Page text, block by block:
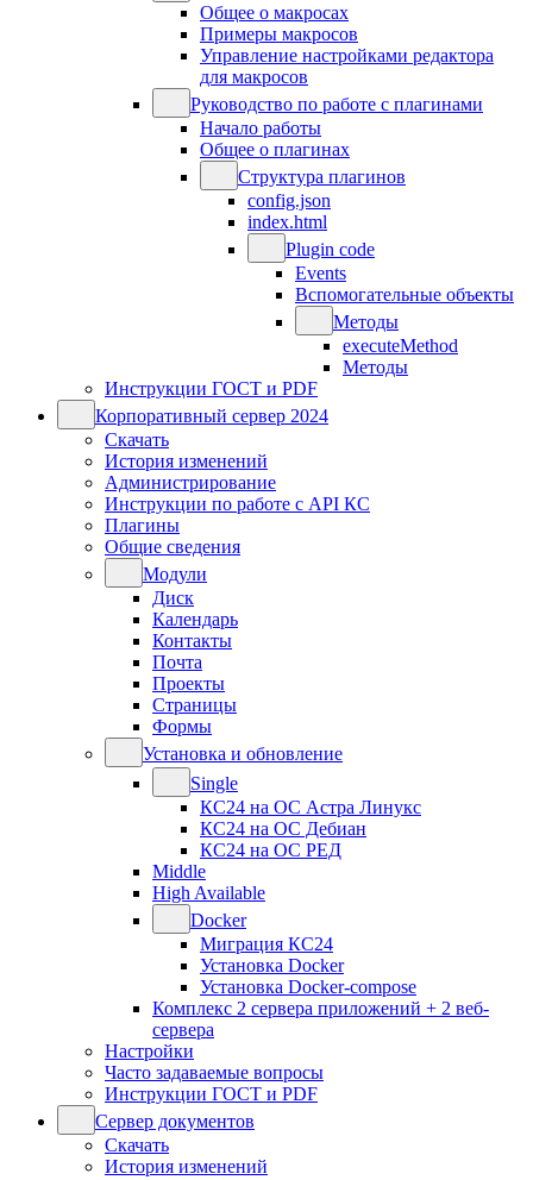
Общее о макросах
Примеры макросов
Управление настройками редактора
для макросов
Руководство по работе с плагинами
Начало работы
Общее о плагинах
Структура плагинов
config.json
index.html
Plugin code
Events
Вспомогательные объекты
Методы
executeMethod
Методы
Инструкции ГОСТ и PDF
Корпоративный сервер 2024
Скачать
История изменений
Администрирование
Инструкции по работе с API КС
Плагины
Общие сведения
Модули
Диск
Календарь
Контакты
Почта
Проекты
Страницы
Формы
Установка и обновление
Single
КС24 на ОС Астра Линукс
КС24 на ОС Дебиан
КС24 на ОС РЕД
Middle
High Available
Docker
Миграция КС24
Установка Docker
Установка Docker-compose
Комплекс 2 сервера приложений + 2 веб-
сервера
Настройки
Часто задаваемые вопросы
Инструкции ГОСТ и PDF
Сервер документов
Скачать
История изменений